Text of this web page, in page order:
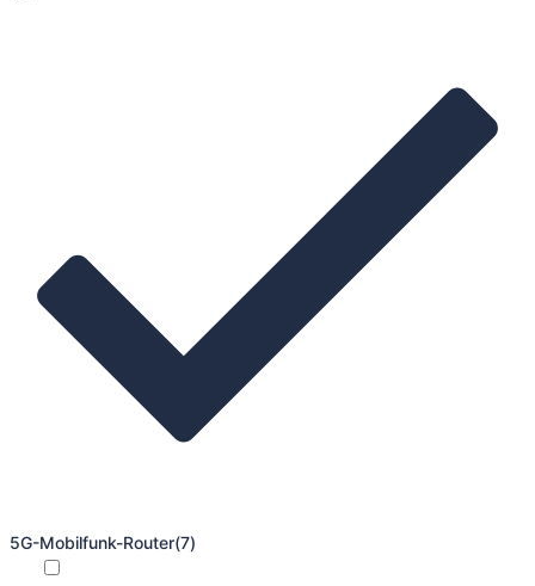
5G-Mobilfunk-Router(7)